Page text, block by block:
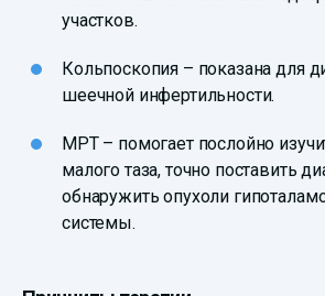
участков.
Кольпоскопия – показана для
шеечной инфертильности.
МРТ – помогает послойно
малого таза, точно поставить
обнаружить опухоли
системы.